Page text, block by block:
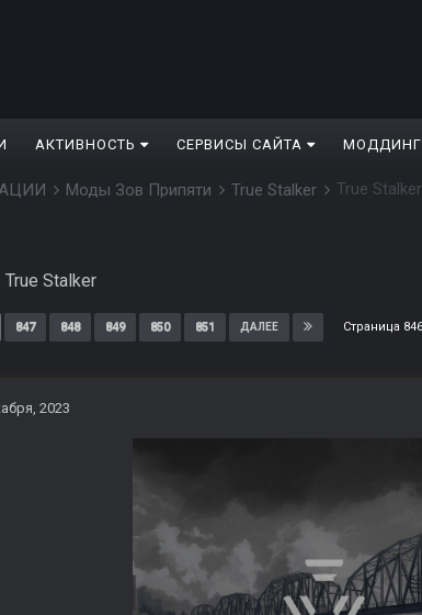
АКТИВНОСТЬ СЕРВИСЫ САЙТА МОДДИНГ
Моды Зов Припяти True Stalker True Stalker
True Stalker
847 848 849 850 851 ДАЛЕЕ Страница
2023